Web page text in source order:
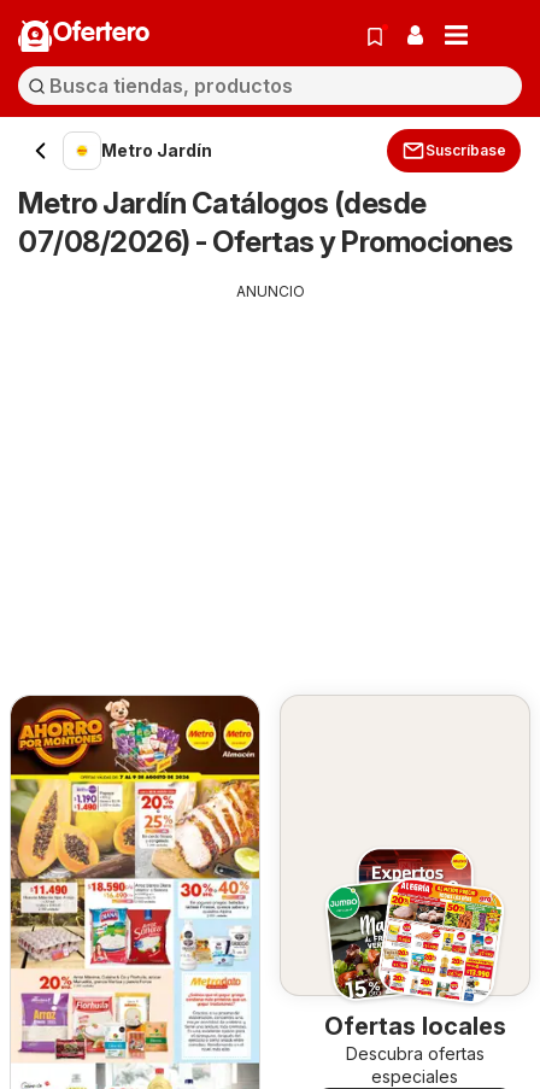
Ofertero
Metro Jardín Suscríbase
Metro Jardín Catálogos (desde
07/08/2026) - Ofertas y Promociones
ANUNCIO
Ofertas locales
Descubra ofertas
especiales